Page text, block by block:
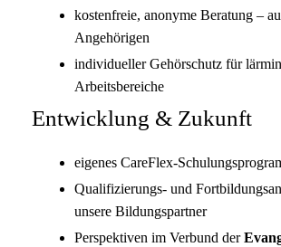
kostenfreie, anonyme Beratung –
Angehörigen
individueller Gehörschutz für
Arbeitsbereiche
Entwicklung & Zukunft
eigenes CareFlex-
Qualifizierungs- und
unsere Bildungspartner
Perspektiven im Verbund der